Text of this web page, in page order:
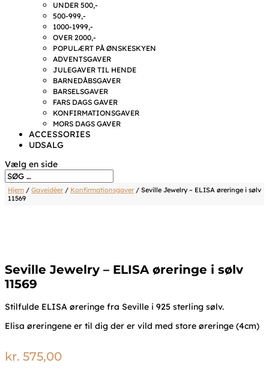
UNDER 500,-
500-999,-
1000-1999,-
OVER 2000,-
POPULÆRT PÅ ØNSKESKYEN
ADVENTSGAVER
JULEGAVER TIL HENDE
BARNEDÅBSGAVER
BARSELSGAVER
FARS DAGS GAVER
KONFIRMATIONSGAVER
MORS DAGS GAVER
ACCESSORIES
UDSALG
Vælg en side
Hjem / Gaveidéer/ Konfirmationsgaver/ Seville Jewelry – ELISA øreringe i sølv
11569
Seville Jewelry – ELISA øreringe i sølv
11569
Stilfulde ELISA øreringe fra Seville i 925 sterling sølv.
Elisa øreringene er til dig der er vild med store øreringe (4cm)
kr. 575,00